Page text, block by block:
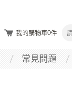
我的購物車0件
常見問題